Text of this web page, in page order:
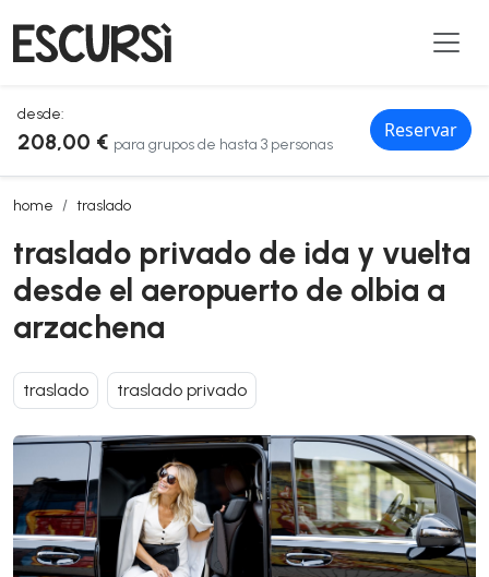
desde:
208,00 € para grupos de hasta 3 personas
Reservar
home traslado
traslado privado de ida y vuelta desde el aeropuerto de olbia a
traslado privado de ida y vuelta
desde el aeropuerto de olbia a
arzachena
traslado traslado privado